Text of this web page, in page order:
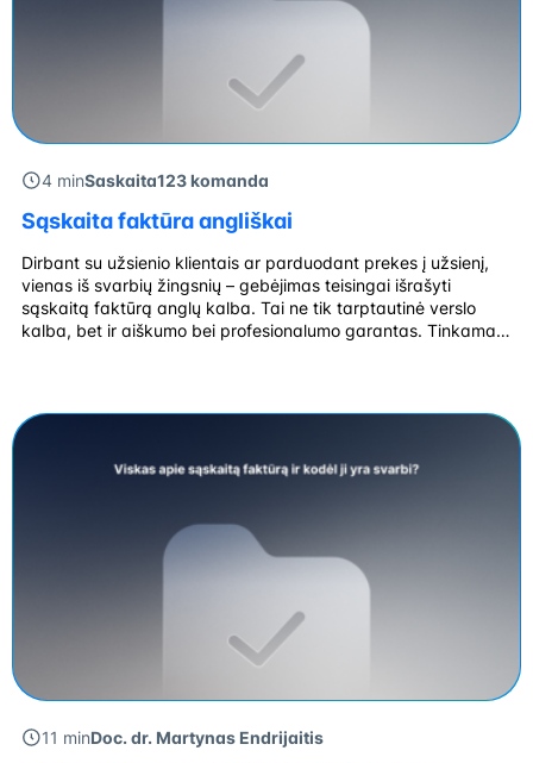
4 minSaskaita123 komanda
Sąskaita faktūra angliškai
Dirbant su užsienio klientais ar parduodant prekes į užsienį,
vienas iš svarbių žingsnių – gebėjimas teisingai išrašyti
sąskaitą faktūrą anglų kalba. Tai ne tik tarptautinė verslo
kalba, bet ir aiškumo bei profesionalumo garantas. Tinkamai
11 minDoc. dr. Martynas Endrijaitis